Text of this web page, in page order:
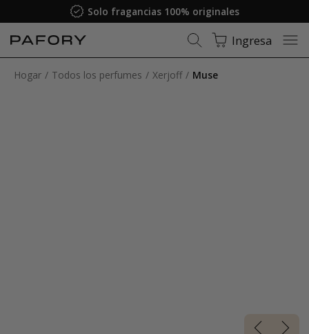
Garantía de satisfacción
Ingresa
Hogar Todos los perfumes Xerjoff Muse